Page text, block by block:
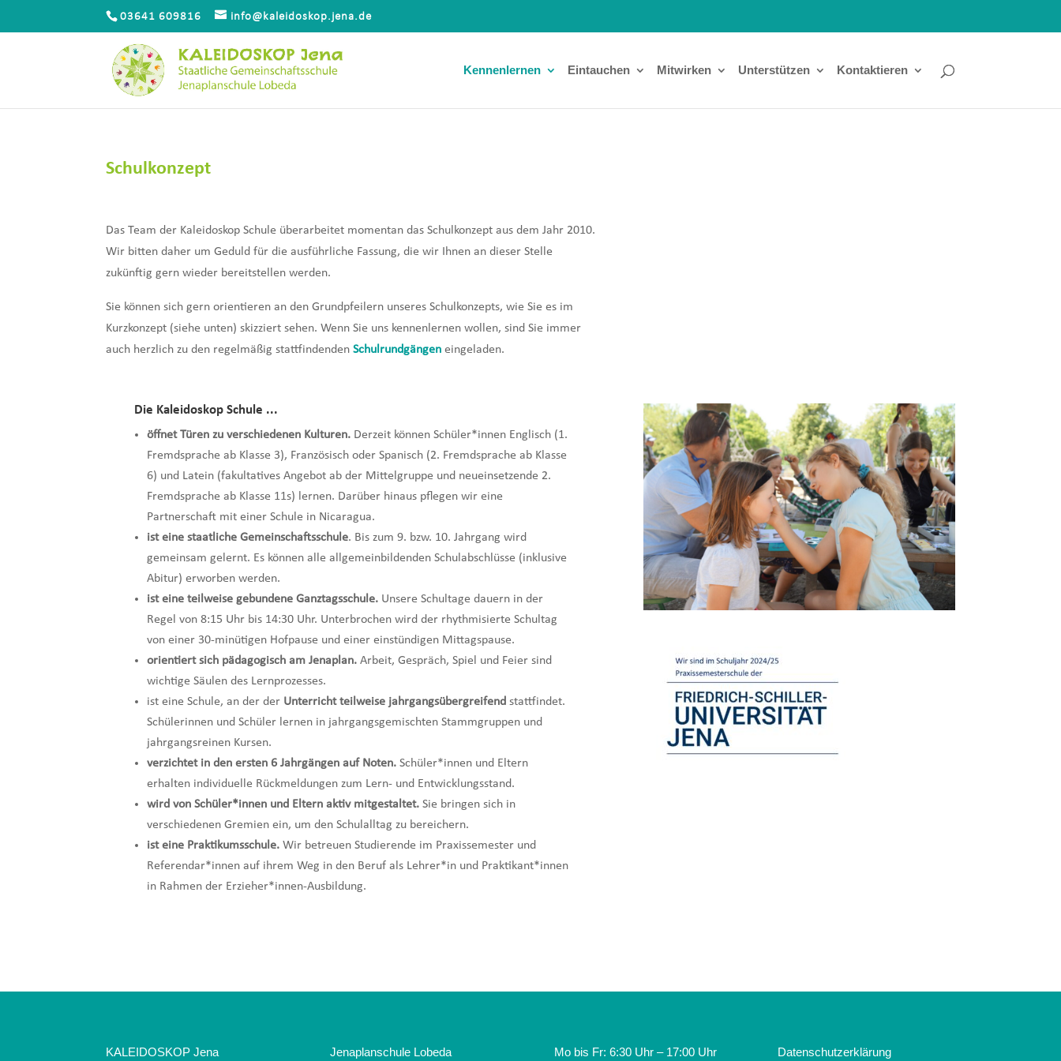
03641 609816 info@kaleidoskop.jena.de
Kennenlernen Eintauchen Mitwirken Unterstützen Kontaktieren
Schulkonzept
Das Team der Kaleidoskop Schule überarbeitet momentan das Schulkonzept aus dem Jahr 2010.
Wir bitten daher um Geduld für die ausführliche Fassung, die wir Ihnen an dieser Stelle
zukünftig gern wieder bereitstellen werden.
Sie können sich gern orientieren an den Grundpfeilern unseres Schulkonzepts, wie Sie es im
Kurzkonzept (siehe unten) skizziert sehen. Wenn Sie uns kennenlernen wollen, sind Sie immer
auch herzlich zu den regelmäßig stattfindendenSchulrundgängen eingeladen.
Die Kaleidoskop Schule ...
öffnet Türen zu verschiedenen Kulturen. Derzeit können Schüler*innen Englisch (1.
Fremdsprache ab Klasse 3), Französisch oder Spanisch (2. Fremdsprache ab Klasse
6) und Latein (fakultatives Angebot ab der Mittelgruppe und neueinsetzende 2.
Fremdsprache ab Klasse 11s) lernen. Darüber hinaus pflegen wir eine
Partnerschaft mit einer Schule in Nicaragua.
ist eine staatliche Gemeinschaftsschule. Bis zum 9. bzw. 10. Jahrgang wird
gemeinsam gelernt. Es können alle allgemeinbildenden Schulabschlüsse (inklusive
Abitur) erworben werden.
ist eine teilweise gebundene Ganztagsschule. Unsere Schultage dauern in der
Regel von 8:15 Uhr bis 14:30 Uhr. Unterbrochen wird der rhythmisierte Schultag
von einer 30-minütigen Hofpause und einer einstündigen Mittagspause.
orientiert sich pädagogisch am Jenaplan.Arbeit, Gespräch, Spiel und Feier sind
wichtige Säulen des Lernprozesses.
ist eine Schule, an der der Unterricht teilweise jahrgangsübergreifend stattfindet.
Schülerinnen und Schüler lernen in jahrgangsgemischten Stammgruppen und
jahrgangsreinen Kursen.
verzichtet in den ersten 6 Jahrgängen auf Noten. Schüler*innen und Eltern
erhalten individuelle Rückmeldungen zum Lern- und Entwicklungsstand.
wird von Schüler*innen und Eltern aktiv mitgestaltet. Sie bringen sich in
verschiedenen Gremien ein, um den Schulalltag zu bereichern.
ist eine Praktikumsschule. Wir betreuen Studierende im Praxissemester und
Referendar*innen auf ihrem Weg in den Beruf als Lehrer*in und Praktikant*innen
in Rahmen der Erzieher*innen-Ausbildung.
KALEIDOSKOP Jena Jenaplanschule Lobeda Mo bis Fr: 6:30 Uhr – 17:00 Uhr Datenschutzerklärung